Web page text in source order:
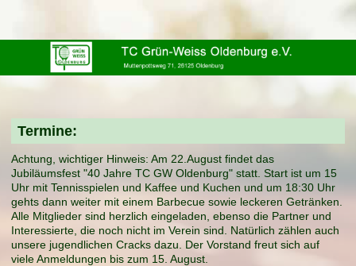
Termine:
Achtung, wichtiger Hinweis: Am 22.August findet das
Jubiläumsfest "40 Jahre TC GW Oldenburg" statt. Start ist um 15
Uhr mit Tennisspielen und Kaffee und Kuchen und um 18:30 Uhr
gehts dann weiter mit einem Barbecue sowie leckeren Getränken.
Alle Mitglieder sind herzlich eingeladen, ebenso die Partner und
Interessierte, die noch nicht im Verein sind. Natürlich zählen auch
unsere jugendlichen Cracks dazu. Der Vorstand freut sich auf
viele Anmeldungen bis zum 15. August.